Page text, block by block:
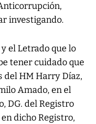
investigando.
el Letrado que lo
tener cuidado que
del HM Harry Díaz,
Amado, en el
DG. del Registro
dicho Registro,